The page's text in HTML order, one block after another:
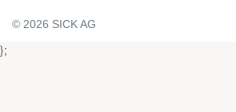
© 2026 SICK AG
};